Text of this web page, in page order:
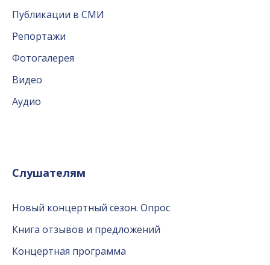
Публикации в СМИ
Репортажи
Фотогалерея
Видео
Аудио
Слушателям
Новый концертный сезон. Опрос
Книга отзывов и предложений
Концертная программа